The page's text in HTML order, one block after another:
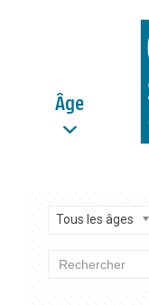
Âge
Tous les âges